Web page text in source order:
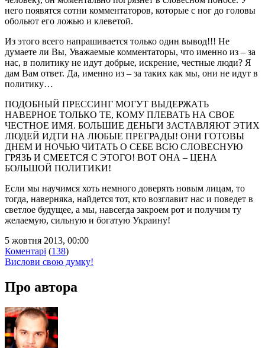
него появятся сотни комментаторов, которые с ног до головы
обольют его ложью и клеветой.
Из этого всего напрашивается только один вывод!!! Не
думаете ли Вы, Уважаемые комментаторы, что именно из – за
нас, в политику не идут добрые, искрение, честные люди? Я
дам Вам ответ. Да, именно из – за таких как мы, они не идут в
политику…
ПОДОБНЫЙ ПРЕССИНГ МОГУТ ВЫДЕРЖАТЬ
НАВЕРНОЕ ТОЛЬКО ТЕ, КОМУ ПЛЕВАТЬ НА СВОЕ
ЧЕСТНОЕ ИМЯ. БОЛЬШИЕ ДЕНЬГИ ЗАСТАВЛЯЮТ ЭТИХ
ЛЮДЕЙ ИДТИ НА ЛЮБЫЕ ПРЕГРАДЫ! ОНИ ГОТОВЫ
ДНЕМ И НОЧЬЮ ЧИТАТЬ О СЕБЕ ВСЮ СЛОВЕСНУЮ
ГРЯЗЬ И СМЕЕТСЯ С ЭТОГО! ВОТ ОНА – ЦЕНА
БОЛЬШОЙ ПОЛИТИКИ!
Если мы научимся хоть немного доверять новым лицам, то
тогда, наверняка, найдется тот, кто возглавит нас и поведет в
светлое будущее, а мы, навсегда закроем рот и получим ту
желаемую, сильную и богатую Украину!
5 жовтня 2013, 00:00
Коментарі (138)
Вислови свою думку!
Про автора